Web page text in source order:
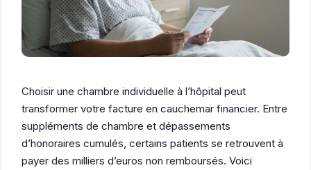
Choisir une chambre individuelle à l’hôpital peut
transformer votre facture en cauchemar financier. Entre
suppléments de chambre et dépassements
d’honoraires cumulés, certains patients se retrouvent à
payer des milliers d’euros non remboursés. Voici